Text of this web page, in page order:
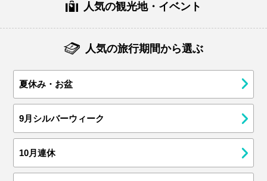
人気の観光地・イベント
人気の旅行期間から選ぶ
夏休み・お盆
9月シルバーウィーク
10月連休